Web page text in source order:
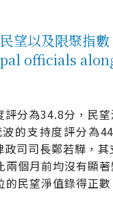
望以及限聚指
officials
評分為34.8分，民
的支持度評分為
司司長鄭若驊，
個月前均沒有顯
民望淨值錄得正